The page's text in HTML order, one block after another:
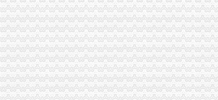
电子口岸无纸化签约
上海海关：关无纸化如何申请[]-报关员通关指南--育路报关员考
前海湾保税区成为全国个无纸化保税港区_深圳新闻_全迅速的深
重庆海关电话
重庆海关驻涪陵办事处-搜百科
成都、重庆海关签署区域通关合作备忘录-广西新闻网
重庆海关在哪里
日淘包裹不幸被税,回忆一下我从重庆上清寺海关取包裹的流程-海淘
重庆GDP超过深圳将发生在哪一年?-知乎
重庆海关注册登记